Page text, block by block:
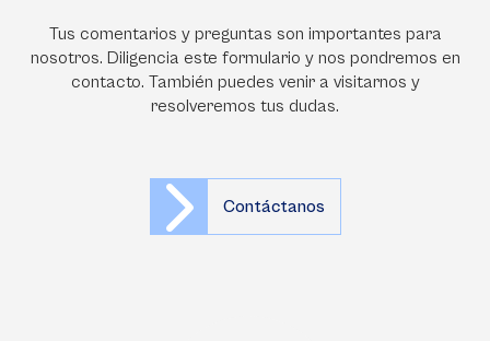
Tus comentarios y preguntas son importantes para
nosotros. Diligencia este formulario y nos pondremos en
contacto. También puedes venir a visitarnos y
resolveremos tus dudas.
Contáctanos